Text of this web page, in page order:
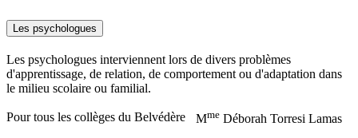
Les psychologues
Les psychologues interviennent lors de divers problèmes
d'apprentissage, de relation, de comportement ou d'adaptation dans
le milieu scolaire ou familial.
Pour tous les collèges du Belvédère Mme Déborah Torresi Lamas